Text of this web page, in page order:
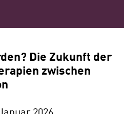
Die Zukunft der
zwischen